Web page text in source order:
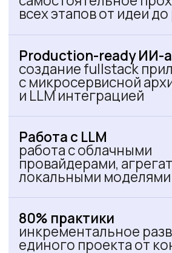
Что будете уметь
после курса
AI-driven методология
Использовать ИИ-агенты для
ускорения разработки в 3-5 раз
Применять парное
программирование с ИИ
для написания кода, тестов
и рефакторинга
на всех этапах жизненного цикла
документацию и архитектуру
с помощью ИИ
Эффективно планировать итерации
и декомпозировать задачи для ИИ-
агентов